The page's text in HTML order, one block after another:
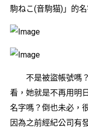
駒ねこ(音駒猫)」的
不是被盜帳號嗎？
看，她就是不再用明
名字嗎？倒也未必，
因為之前經紀公司有